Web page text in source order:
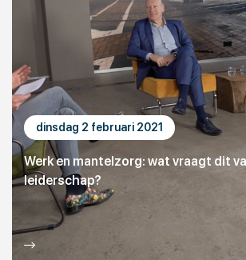
dinsdag 2 februari 2021
Werk en mantelzorg: wat vraagt dit
leiderschap?